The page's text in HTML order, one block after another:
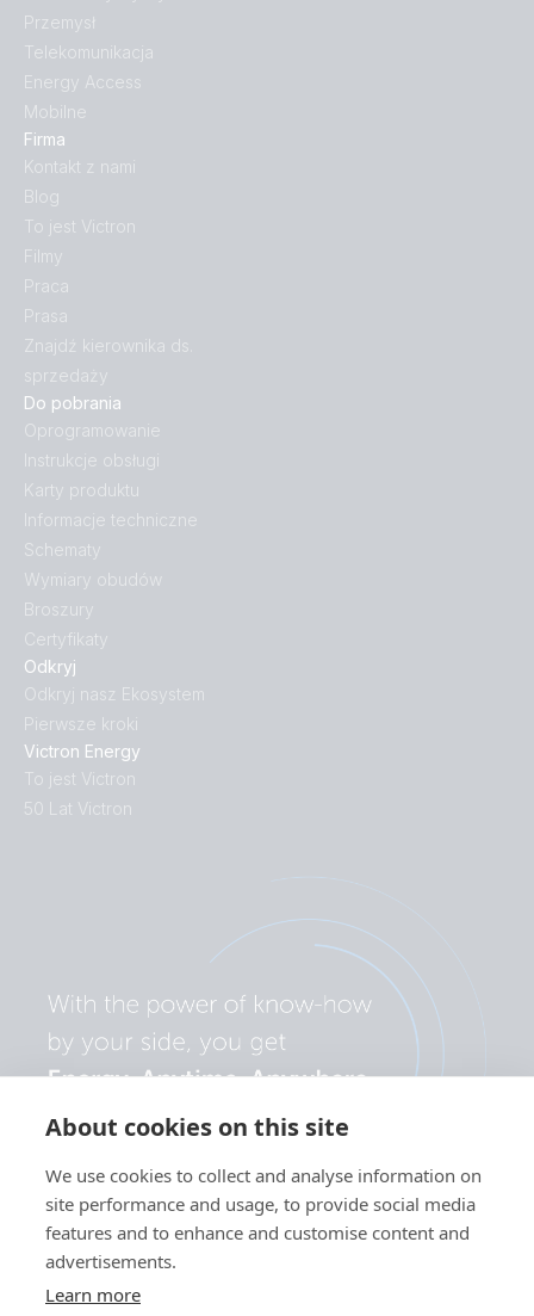
About cookies on this site
We use cookies to collect and analyse information on
site performance and usage, to provide social media
features and to enhance and customise content and
advertisements.
Learn more
Odkryj
Odkryj nasz Ekosystem
Pierwsze kroki
Victron Energy
To jest Victron
50 Lat Victron
Do pobrania
Oprogramowanie
Instrukcje obsługi
Karty produktu
Informacje techniczne
Schematy
Wymiary obudów
Broszury
Certyfikaty
Przemysł
Telekomunikacja
Energy Access
Mobilne
Firma
Kontakt z nami
Blog
To jest Victron
Filmy
Praca
Prasa
Znajdź kierownika ds.
sprzedaży